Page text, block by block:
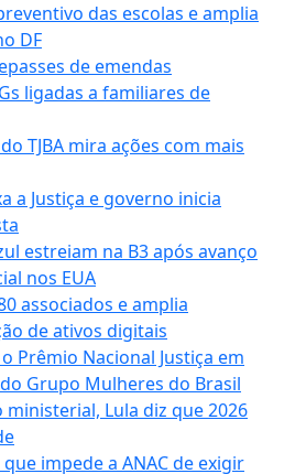
das escolas e amplia
DF
de emendas
ligadas a familiares de
TJBA mira ações com mais
a Justiça e governo inicia
estreiam na B3 após avanço
nos EUA
associados e amplia
de ativos digitais
Prêmio Nacional Justiça em
Grupo Mulheres do Brasil
Lula diz que 2026
impede a ANAC de exigir